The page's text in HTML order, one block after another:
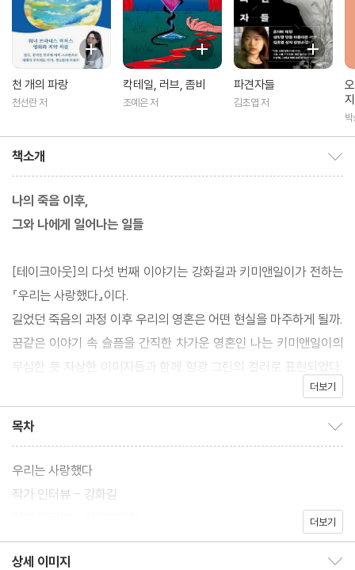
천 개의 파랑
천선란 저
칵테일, 러브, 좀비
조예은 저
파견자들
김초엽 저
지
책소개
나의 죽음 이후,
그와 나에게 일어나는 일들
[테이크아웃]의 다섯 번째 이야기는 강화길과 키미앤일이가 전하는
『우리는 사랑했다』이다.
길었던 죽음의 과정 이후 우리의 영혼은 어떤 현실을 마주하게 될까.
꿈같은 이야기 속 슬픔을 간직한 차가운 영혼인 나는 키미앤일이의
무심한 듯 자상한 이미지들과 함께 형광 그린의 컬러로 표현되었다.
솔직한 선으로 그린 인물들의 무표정으로 차가운 영혼이 지녔을 공
리와 시선을 보여 주었다. 그림 속 공간과 소설 속의 이어지는 대화
로 독자는 죽음 이후 사랑에 매달리는 차가운 영혼의 마음을 만날 수
있다.
더보기
목차
우리는 사랑했다
작가 인터뷰 - 강화길
더보기
상세 이미지